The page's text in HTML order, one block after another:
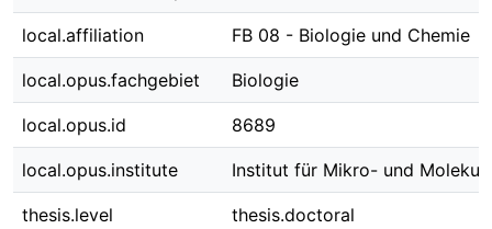
local.affiliation FB 08 - Biologie und Chemie
local.opus.fachgebiet Biologie
local.opus.id 8689
local.opus.institute Institut für Mikro- und
thesis.level thesis.doctoral